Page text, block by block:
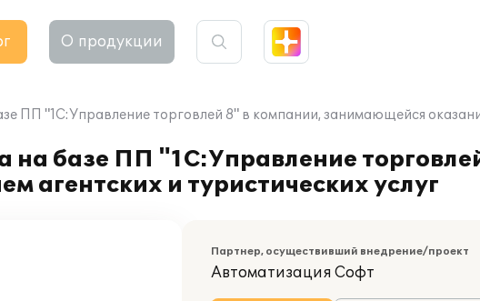
О продукции
ПП "1С:Управление торговлей 8" в компании, занимающейся
на базе ПП "1С:Управление
агентских и туристических услуг
Партнер, осуществивший внедрение/проект
Автоматизация Софт